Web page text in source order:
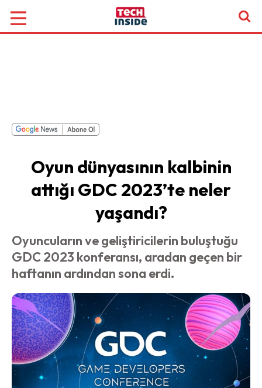
Oyun dünyasının kalbinin
attığı GDC 2023’te neler
yaşandı?
Oyuncuların ve geliştiricilerin buluştuğu
GDC 2023 konferansı, aradan geçen bir
haftanın ardından sona erdi.